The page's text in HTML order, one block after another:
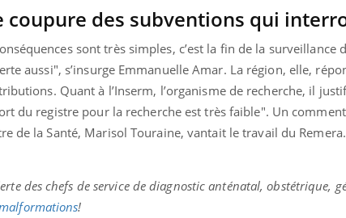
coupure des subventions qui
sont très simples, c’est la fin de la
aussi", s’insurge Emmanuelle Amar. La région, elle,
Quant à l’Inserm, l’organisme de recherche, il
du registre pour la recherche est très faible". Un
de la Santé, Marisol Touraine, vantait le travail du Remera.
des chefs de service de diagnostic anténatal, obstétrique,
!